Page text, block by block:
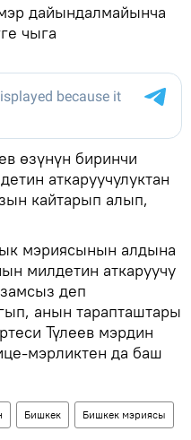
дайындалмайынча
чыга
өзүнүн биринчи
аткаруучулуктан
кайтарып алып,
мэриясынын алдына
милдетин аткаруучу
деп
анын тарапташтары
Түлеев мэрдин
мэрликтен да баш
Бишкек Бишкек мэриясы